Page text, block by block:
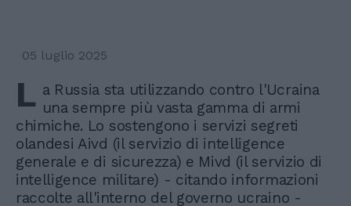
05 luglio 2025
L a Russia sta utilizzando contro l'Ucraina
una sempre più vasta gamma di armi
chimiche. Lo sostengono i servizi segreti
olandesi Aivd (il servizio di intelligence
generale e di sicurezza) e Mivd (il servizio di
intelligence militare) - citando informazioni
raccolte all'interno del governo ucraino -